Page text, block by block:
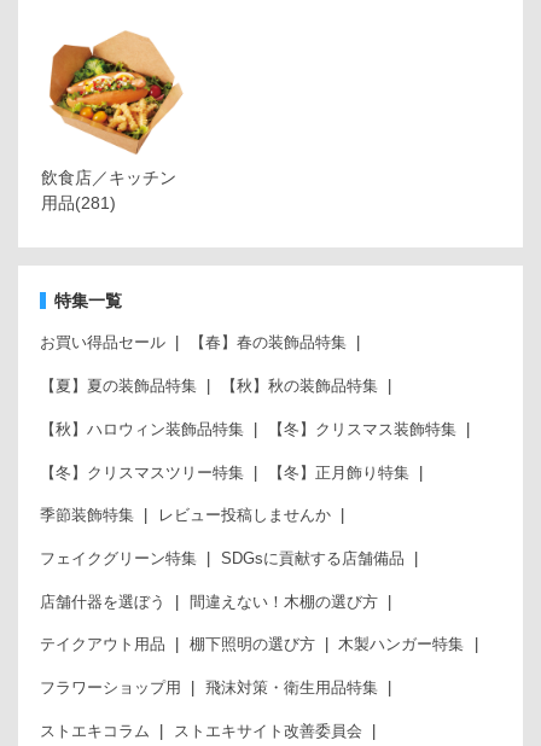
飲食店／キッチン
用品(281)
特集一覧
お買い得品セール 【春】春の装飾品特集
【夏】夏の装飾品特集 【秋】秋の装飾品特集
【秋】ハロウィン装飾品特集 【冬】クリスマス装飾特集
【冬】クリスマスツリー特集 【冬】正月飾り特集
季節装飾特集 レビュー投稿しませんか
フェイクグリーン特集 SDGsに貢献する店舗備品
店舗什器を選ぼう 間違えない！木棚の選び方
テイクアウト用品 棚下照明の選び方 木製ハンガー特集
フラワーショップ用 飛沫対策・衛生用品特集
ストエキコラム ストエキサイト改善委員会